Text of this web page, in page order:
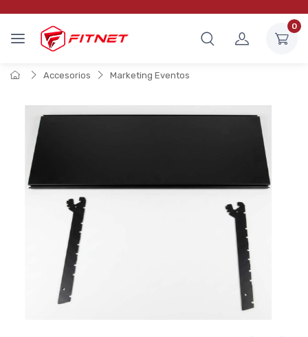
0
Accesorios Marketing Eventos